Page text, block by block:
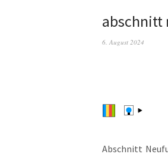
abschnitt
6. August 2024
Abschnitt